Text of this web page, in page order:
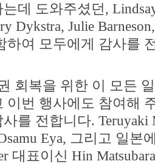
데 도와주셨던,
Dykstra, Julie
하여 모두에게 감사를
회복을 위한 이 모든
이번 행사에도 참여해
를 전합니다. Teruyaki
Eya, 그리고 일본
대표이신 Hin